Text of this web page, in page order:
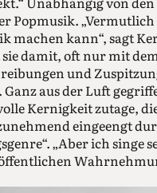
Popmusik.
machen kann“, sagt
damit, oft nur mit
und
Ganz aus der Luft
Kernigkeit zutage,
eingeengt
„Aber ich singe